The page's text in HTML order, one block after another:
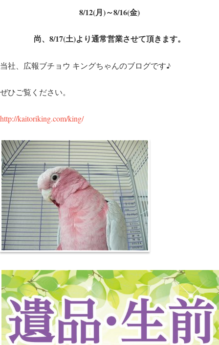
8/12(月)～8/16(金)
尚、8/17(土)より通常営業させて頂きます。
当社、広報ブチョウ キングちゃんのブログです♪
ぜひご覧ください。
http://kaitoriking.com/king/